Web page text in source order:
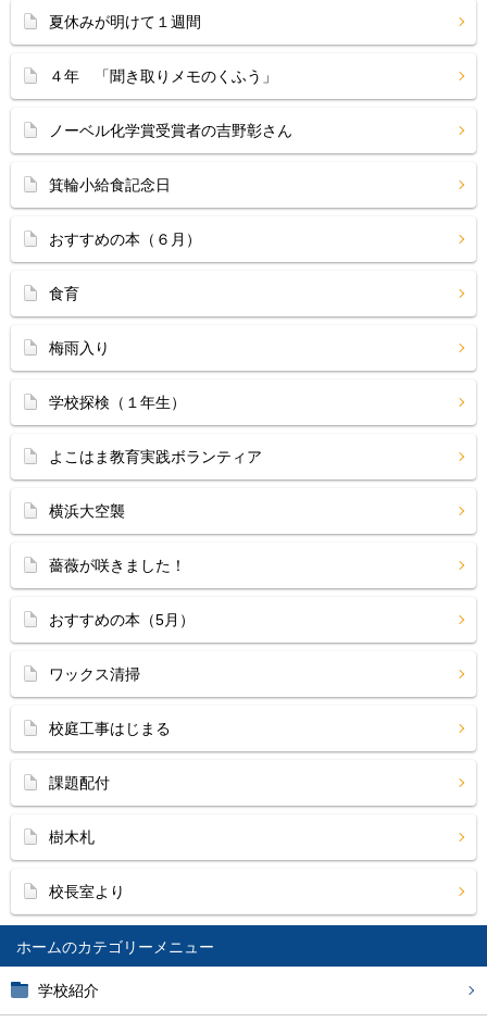
ホーム
学校紹介
夏休みが明けて１週間
４年 「聞き取りメモのくふう」
ノーベル化学賞受賞者の吉野彰さん
箕輪小給食記念日
おすすめの本（６月）
食育
梅雨入り
学校探検（１年生）
よこはま教育実践ボランティア
横浜大空襲
薔薇が咲きました！
おすすめの本（5月）
ワックス清掃
校庭工事はじまる
課題配付
樹木札
校長室より